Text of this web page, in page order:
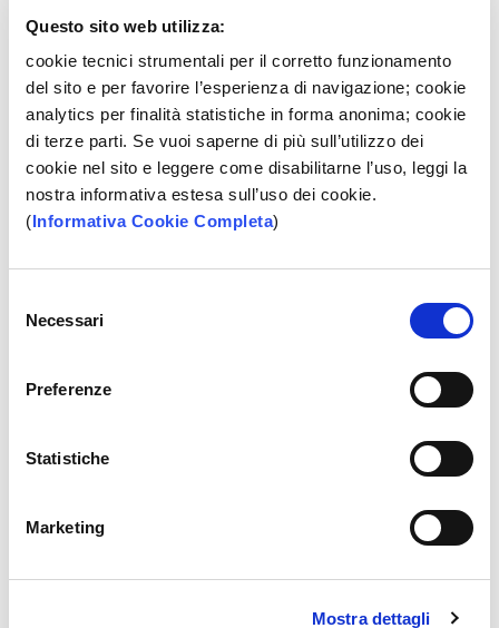
Questo sito web utilizza:
cookie tecnici strumentali per il corretto funzionamento
del sito e per favorire l’esperienza di navigazione; cookie
analytics per finalità statistiche in forma anonima; cookie
di terze parti. Se vuoi saperne di più sull’utilizzo dei
cookie nel sito e leggere come disabilitarne l’uso, leggi la
nostra informativa estesa sull’uso dei cookie.
(Informativa Cookie Completa)
delNecessari
Preferenze
Statistiche
Marketing
Mostra dettagli
Istruzioni per l’uso del servizio Token Mobile
PRESS ROOM
Le banche contro la violenza economica
Cosa è la violenza economica e come si manifesta, come prevenirla
promossa da ABI e Feduf mette in luce. Con un linguaggio semplice
che riguardano questa forma di violenza per aiutare le donne che la
nel riconoscimento del fenomeno.
SCOPRI
Protocollo per la prevenzione e il contrasto della violenza
contro le donne
Protocollo per la prevenzione ed il contrasto della violenza contro le
donne e della violenza domestica, sottoscritto tra la Ministra per la
SCOPRI
Guarda l'intervento del Direttore Generale di BPP, Mauro Buscicchio